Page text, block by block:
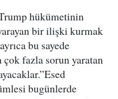
hükümetinin
bir ilişki kurmak
bu sayede
fazla sorun yaratan
bugünlerde